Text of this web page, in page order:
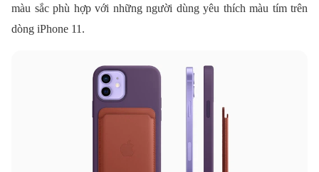
màu sắc phù hợp với những người dùng yêu thích màu tím trên
dòng iPhone 11.